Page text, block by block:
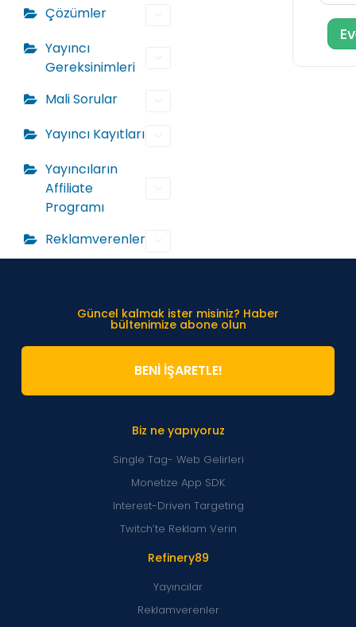
Çözümler
Yayıncı
Gereksinimleri
Mali Sorular
Yayıncı Kayıtları
Yayıncıların
Affiliate
Programı
Reklamverenler
Refinery89
Yayıncılar
Reklamverenler
Biz ne yapıyoruz
Single Tag- Web Gelirleri
Monetize App SDK
Interest-Driven Targeting
Twitch’te Reklam Verin
Güncel kalmak ister misiniz? Haber
bültenimize abone olun
BENİ İŞARETLE!